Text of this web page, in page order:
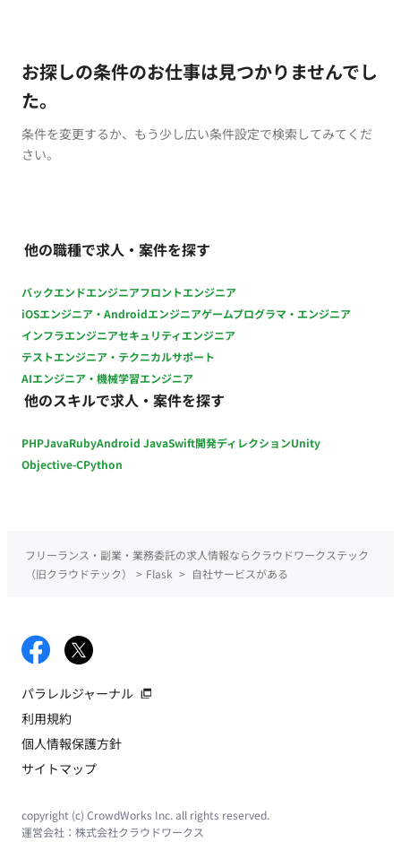
お探しの条件のお仕事は見つかりませんでし
た。
条件を変更するか、もう少し広い条件設定で検索してみてくだ
さい。
他の職種で求人・案件を探す
バックエンドエンジニアフロントエンジニア
iOSエンジニア・Androidエンジニアゲームプログラマ・エンジニア
インフラエンジニアセキュリティエンジニア
テストエンジニア・テクニカルサポート
AIエンジニア・機械学習エンジニア
他のスキルで求人・案件を探す
PHPJavaRubyAndroid JavaSwift開発ディレクションUnity
Objective-CPython
フリーランス・副業・業務委託の求人情報ならクラウドワークステック
（旧クラウドテック）
> Flask > 自社サービスがある
パラレルジャーナル
利用規約
個人情報保護方針
サイトマップ
copyright (c) CrowdWorks Inc. all rights reserved.
運営会社： 株式会社クラウドワークス